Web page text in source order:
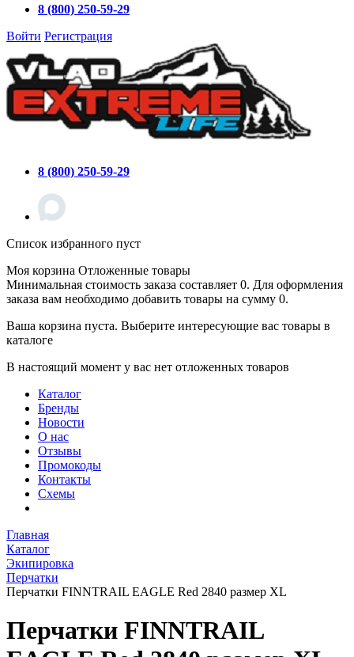
8 (800) 250-59-29
Войти Регистрация
8 (800) 250-59-29
Список избранного пуст
Моя корзина Отложенные товары
Минимальная стоимость заказа составляет 0. Для оформления
заказа вам необходимо добавить товары на сумму 0.
Ваша корзина пуста. Выберите интересующие вас товары в
каталоге
В настоящий момент у вас нет отложенных товаров
Каталог
Бренды
Новости
О нас
Отзывы
Промокоды
Контакты
Схемы
Главная
Каталог
Экипировка
Перчатки
Перчатки FINNTRAIL EAGLE Red 2840 размер XL
Перчатки FINNTRAIL